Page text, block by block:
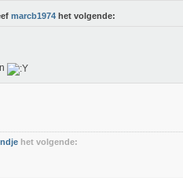
marcb1974 het volgende:
het volgende: